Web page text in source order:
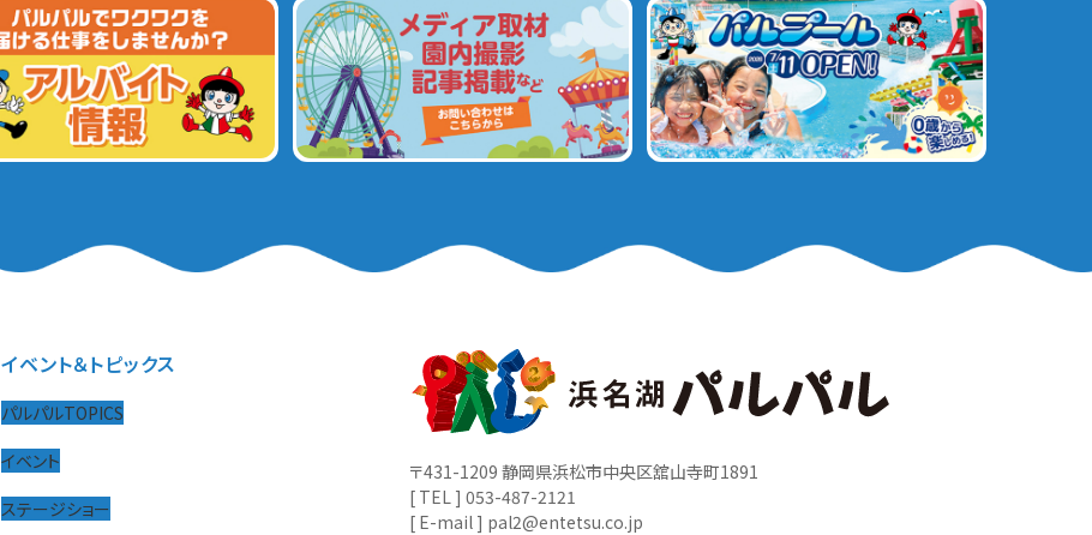
イベント＆トピックス
パルパルTOPICS
イベント
ステージショー
〒431-1209 静岡県浜松市中央区舘山寺町1891
[ TEL ] 053-487-2121
[ E-mail ] pal2@entetsu.co.jp